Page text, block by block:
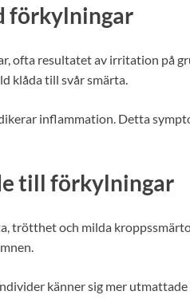
förkylningar
ofta resultatet av irritation på
klåda till svår smärta.
inflammation. Detta
till förkylningar
trötthet och milda
känner sig mer utmattade